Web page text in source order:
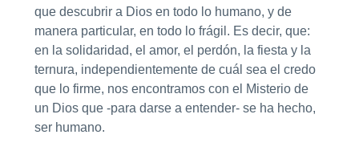
que descubrir a Dios en todo lo humano, y de
manera particular, en todo lo frágil. Es decir, que:
en la solidaridad, el amor, el perdón, la fiesta y la
ternura, independientemente de cuál sea el credo
que lo firme, nos encontramos con el Misterio de
un Dios que -para darse a entender- se ha hecho,
ser humano.